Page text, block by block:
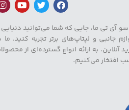
آی تی ما، جایی که شما می‌توانید دنیایی
جانبی و لپتاپ‌های برتر تجربه کنید. ما
به ارائه انواع گسترده‌ای از
افتخار می‌کنیم.